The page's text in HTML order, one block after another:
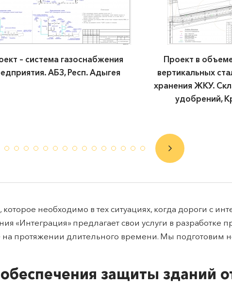
необходимо в тех ситуациях, когда дороги с
предлагает свои услуги в разработке
протяжении длительного времени. Мы подготовим
защиты зданий
– система газоснабжения
АБЗ, Респ. Адыгея
Проект в
вертикальных
хранения ЖКУ.
удобрений,